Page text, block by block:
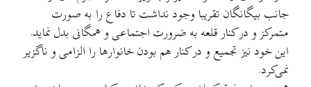
جانب ‌بیگانگان تقریبا وجود نداشت تا دفاع را به صورت
متمركز و در كنار قلعه به ضرورت اجتماعی و همگانی بدل نماید.
این خود نیز تجمیع و در كنار هم بودن خانوارها را الزامی و ناگزیر
نمی‌كرد.